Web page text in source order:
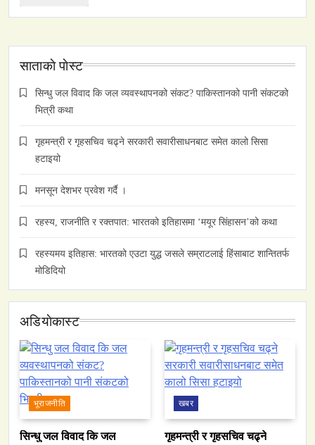
साताकाे पाेस्ट
सिन्धु जल विवाद कि जल व्यवस्थापनको संकट? पाकिस्तानको पानी संकटको
भित्री कथा
गृहमन्त्री र गृहसचिव चढ्ने सरकारी सवारीसाधनबाट समेत कालो सिसा
हटाइयो
मनसून देशभर प्रवेश गर्दै ।
रहस्य, राजनीति र रक्तपात: भारतको इतिहासमा ‘मयूर सिंहासन’को कथा
रहस्यमय इतिहास: भारतको एउटा युद्ध जसले सम्राटलाई हिंसाबाट शान्तितर्फ
मोडिदियो
अडियाेकास्ट
भूराजनीति
सिन्धु जल विवाद कि जल
खबर
गृहमन्त्री र गृहसचिव चढ्ने